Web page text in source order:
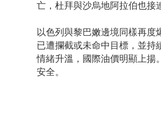
亡，杜拜與沙烏地阿拉伯也接
以色列與黎巴嫩邊境同樣再
已遭攔截或未命中目標，並持
情緒升溫，國際油價明顯上揚
安全。